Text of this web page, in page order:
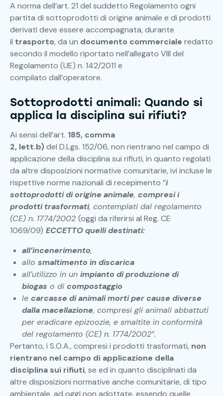
A norma dell’art. 21 del suddetto Regolamento ogni
partita di sottoprodotti di origine animale e di prodotti
derivati deve essere accompagnata, durante
il trasporto, da un documento commerciale redatto
secondo il modello riportato nell’allegato VIII del
Regolamento (UE) n. 142/2011 e
compilato dall’operatore.
Sottoprodotti animali: Quando si
applica la disciplina sui rifiuti?
Ai sensi dell’art. 185, comma
2, lett.b)del D.Lgs. 152/06, non rientrano nel campo di
applicazione della disciplina sui rifiuti, in quanto regolati
da altre disposizioni normative comunitarie, ivi incluse le
rispettive norme nazionali di recepimento “i
sottoprodotti di origine animale, compresi i
prodotti trasformati, contemplati dal regolamento
(CE) n. 1774/2002 (oggi da riferirsi al Reg. CE
1069/09) ECCETTO quelli destinati:
all’incenerimento,
allo smaltimento in discarica
all’utilizzo in un impianto di produzione di
biogas o di compostaggio
le carcasse di animali morti per cause diverse
dalla macellazione, compresi gli animali abbattuti
per eradicare epizoozie, e smaltite in conformità
del regolamento (CE) n. 1774/2002”.
Pertanto, i S.O.A., compresi i prodotti trasformati, non
rientrano nel campo di applicazione della
disciplina sui rifiuti, se ed in quanto disciplinati da
altre disposizioni normative anche comunitarie, di tipo
ambientale, ad oggi non adottate, essendo quelle